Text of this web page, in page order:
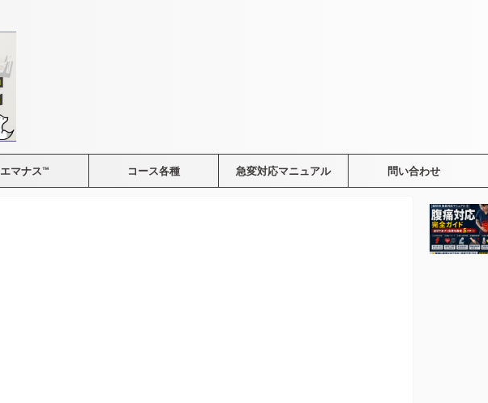
エマナス™ コース各種 急変対応マニュアル 問い合わせ